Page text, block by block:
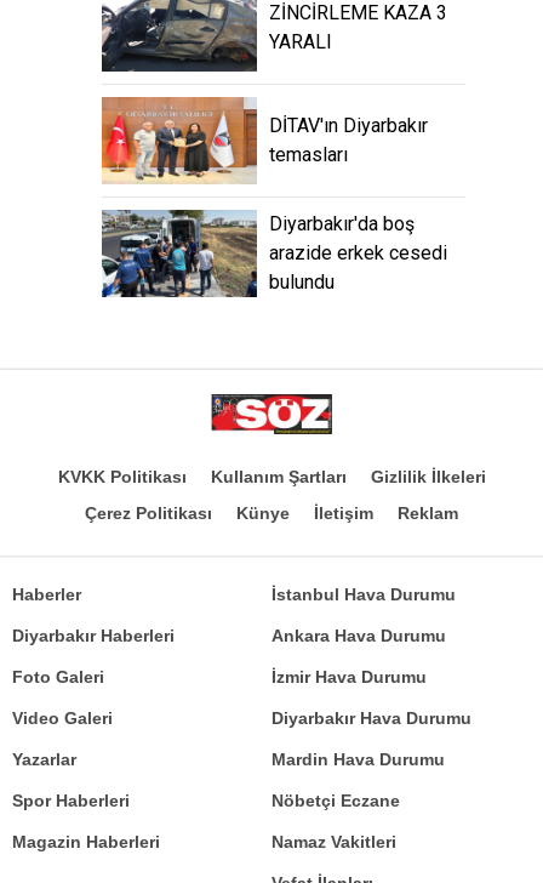
ZİNCİRLEME KAZA 3
YARALI
DİTAV'ın Diyarbakır
temasları
Diyarbakır'da boş
arazide erkek cesedi
bulundu
KVKK Politikası Kullanım Şartları
Gizlilik İlkeleri
Çerez Politikası
Künye İletişim Reklam
Haberler
Diyarbakır Haberleri
Foto Galeri
Video Galeri
Yazarlar
İstanbul Hava Durumu
Ankara Hava Durumu
İzmir Hava Durumu
Diyarbakır Hava Durumu
Mardin Hava Durumu
Spor Haberleri
Magazin Haberleri
Nöbetçi Eczane
Namaz Vakitleri